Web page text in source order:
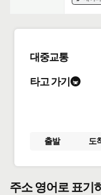
대중교통
타고 가기🚇
출발 도
주소 영어로 표기